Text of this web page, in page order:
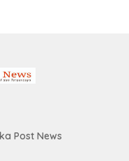
Post News